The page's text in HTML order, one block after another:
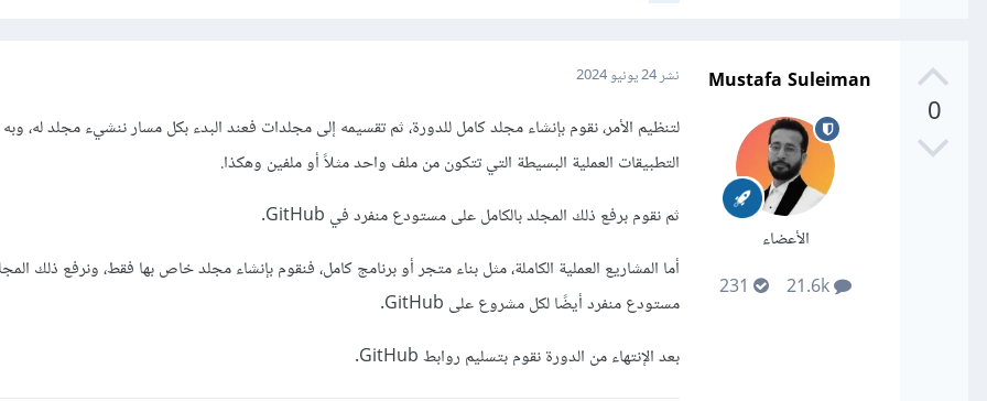
0
Mustafa Suleiman
الأعضاء
نشر24 يونيو 2024
لتنظيم الأمر، نقوم بإنشاء مجلد كامل للدورة، ثم تقسيمه إلى مجلدات فعند البدء بكل مسار ننشيء مجلد له،
التطبيقات العملية البسيطة التي تتكون من ملف واحد مثلاً أو ملفين وهكذا.
ثم نقوم برفع ذلك المجلد بالكامل على مستودع منفرد في GitHub.
أما المشاريع العملية الكاملة، مثل بناء متجر أو برنامج كامل، فنقوم بإنشاء مجلد خاص بها فقط، ونرفع ذلك
مستودع منفرد أيضًا لكل مشروع على GitHub.
بعد الإنتهاء من الدورة نقوم بتسليم روابط GitHub.